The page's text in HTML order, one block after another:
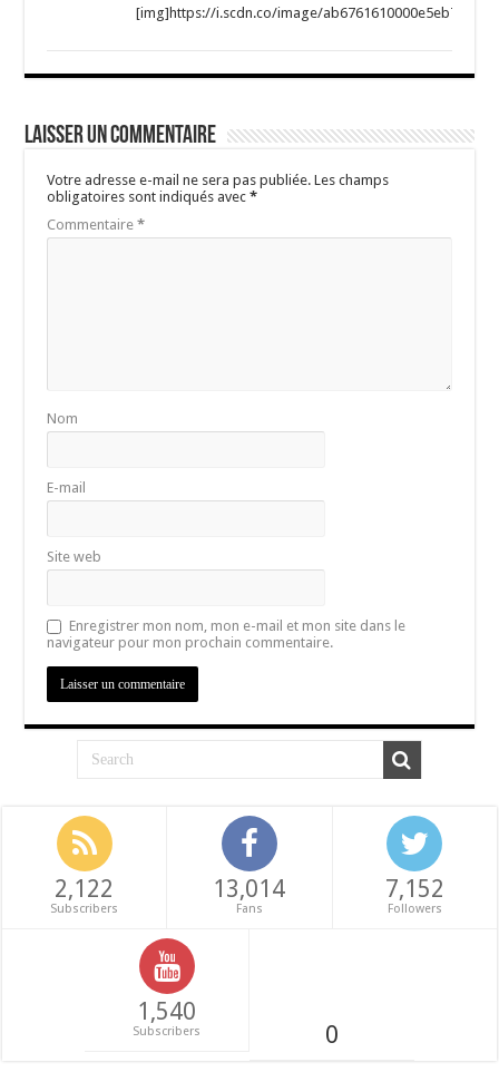
[img]https://i.scdn.co/image/
Laisser un commentaire
Votre adresse e-mail ne sera pas publiée. Les champs
obligatoires sont indiqués avec*
Commentaire*
Nom
E-mail
Site web
Enregistrer mon nom, mon e-mail et mon site dans le
navigateur pour mon prochain commentaire.
2,122
Subscribers
13,014
Fans
7,152
Followers
1,540
Subscribers 0